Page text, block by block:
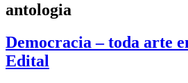
antologia
Democracia – toda arte
Edital